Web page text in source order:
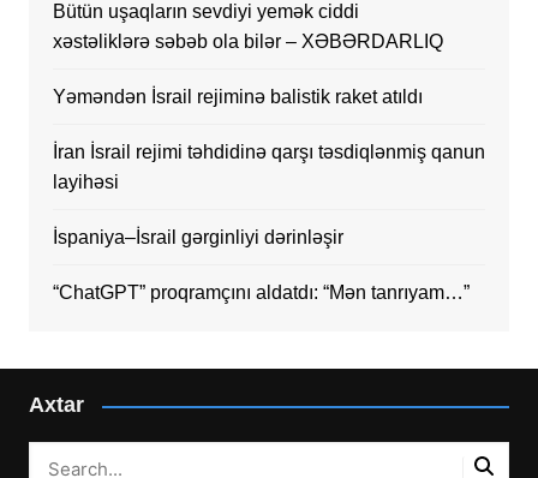
Bütün uşaqların sevdiyi yemək ciddi
xəstəliklərə səbəb ola bilər – XƏBƏRDARLIQ
Yəməndən İsrail rejiminə balistik raket atıldı
İran İsrail rejimi təhdidinə qarşı təsdiqlənmiş qanun
layihəsi
İspaniya–İsrail gərginliyi dərinləşir
“ChatGPT” proqramçını aldatdı: “Mən tanrıyam…”
Axtar